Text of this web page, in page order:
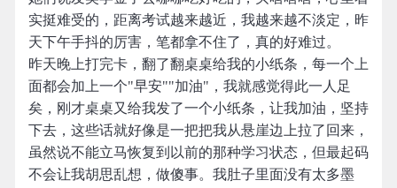
实挺难受的，距离考试越来越近，我越来越不淡定，昨
天下午手抖的厉害，笔都拿不住了，真的好难过。
昨天晚上打完卡，翻了翻桌桌给我的小纸条，每一个上
面都会加上一个"早安""加油"，我就感觉得此一人足
矣，刚才桌桌又给我发了一个小纸条，让我加油，坚持
下去，这些话就好像是一把把我从悬崖边上拉了回来，
虽然说不能立马恢复到以前的那种学习状态，但最起码
不会让我胡思乱想，做傻事。我肚子里面没有太多墨